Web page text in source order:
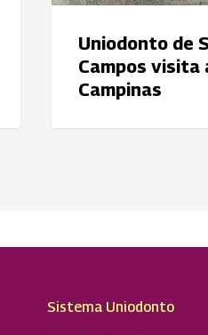
Uniodonto de
Campos visita
Campinas
Sistema Uniodonto